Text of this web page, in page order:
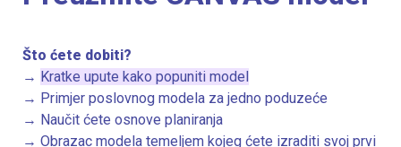
→ Kratke upute kako popuniti model
→ Primjer poslovnog modela za jedno poduzeće
→ Naučit ćete osnove planiranja
→ Obrazac modela temeljem kojeg ćete izraditi svoj prvi